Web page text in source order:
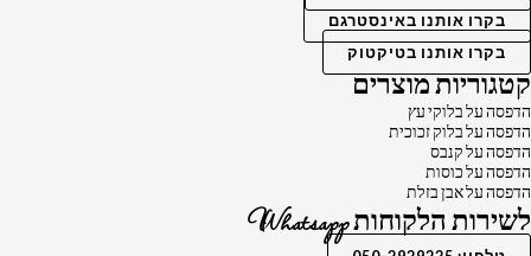
בקרו אותנו באינסטרגם
בקרו אותנו בטיקטוק
קטגוריות מוצרים
הדפסה על בלוקי עץ
הדפסה על בלוק זכוכית
הדפסה על קנבס
הדפסה על כוסות
הדפסה על אבן בזלת
לשירות הלקוחות Whatsapp